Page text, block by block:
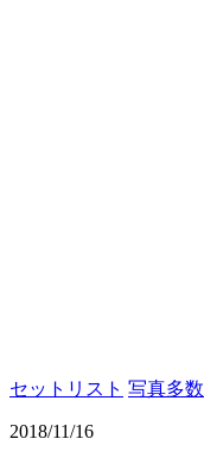
セットリスト 写真多数
2018/11/16